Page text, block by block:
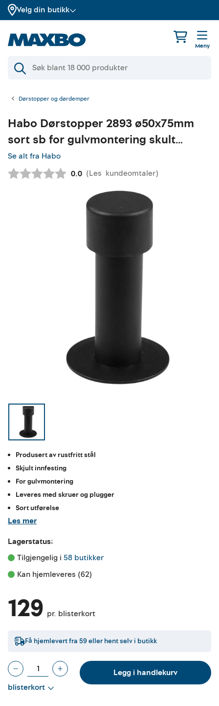
Velg din butikk
Meny
Dørstopper og dørdemper
Habo Dørstopper 2893 ø50x75mm
sort sb for gulvmontering skult
innfesting
Se alt fra Habo
Gjennomsnittskarakter:
0.0 (Les kundeomtaler)
Produsert av rustfritt stål
Skjult innfesting
For gulvmontering
Leveres med skruer og plugger
Sort utførelse
Les mer
Lagerstatus:
Tilgjengelig i 58 butikker
Kan hjemleveres (62)
129 pr. blisterkort
Få hjemlevert fra 59eller hent selv i butikk
blisterkort
Legg i handlekurv